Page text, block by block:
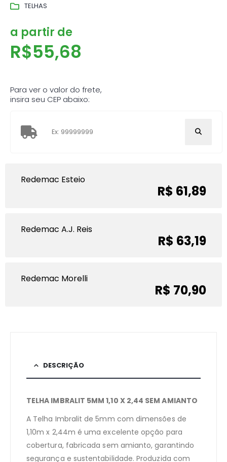
TELHAS
a partir de
R$55,68
Para ver o valor do frete,
insira seu CEP abaixo:
Redemac Esteio
R$ 61,89
Redemac A.J. Reis
R$ 63,19
Redemac Morelli
R$ 70,90
DESCRIÇÃO
TELHA IMBRALIT 5MM 1,10 X 2,44 SEM AMIANTO
A Telha Imbralit de 5mm com dimensões de
1,10m x 2,44m é uma excelente opção para
cobertura, fabricada sem amianto, garantindo
segurança e sustentabilidade. Produzida com